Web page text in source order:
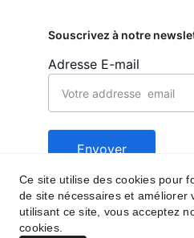
Contact
Adresse E-mail
Envoyer
Souscrivez à notre
Ce site utilise des cookies pour
de site nécessaires et améliorer
utilisant ce site, vous acceptez
cookies.